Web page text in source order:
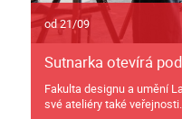
od 21/09
Sutnarka otevírá
Fakulta designu a umění
své ateliéry také veřejnosti.